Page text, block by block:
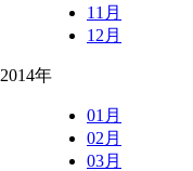
11月
12月
2014年
01月
02月
03月